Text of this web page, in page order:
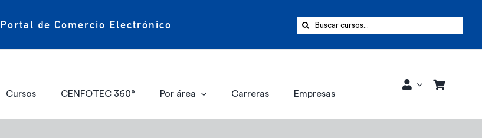
Portal de Comercio Electrónico Buscar:
Cursos CENFOTEC 360° Por área Carreras Empresas